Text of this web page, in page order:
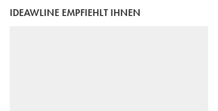
IDEAWLINE EMPFIEHLT IHNEN